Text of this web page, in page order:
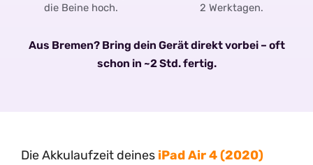
die Beine hoch.
2 Werktagen.
Aus Bremen? Bring dein Gerät direkt vorbei – oft
schon in ~2 Std. fertig.
Die Akkulaufzeit deines iPad Air 4 (2020)